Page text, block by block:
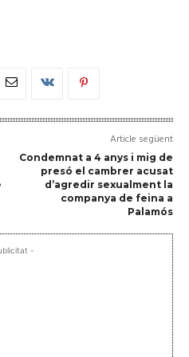
Article següent
Condemnat a 4 anys i mig de
presó el cambrer acusat
d’agredir sexualment la
companya de feina a
Palamós
-